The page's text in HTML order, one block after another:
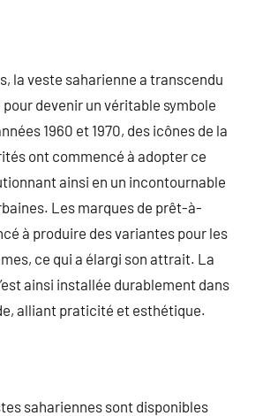
la veste saharienne a transcendu
devenir un véritable symbole
1960 et 1970, des icônes de la
ont commencé à adopter ce
ainsi en un incontournable
Les marques de prêt-à-
à produire des variantes pour les
ce qui a élargi son attrait. La
ainsi installée durablement dans
alliant praticité et esthétique.
sahariennes sont disponibles